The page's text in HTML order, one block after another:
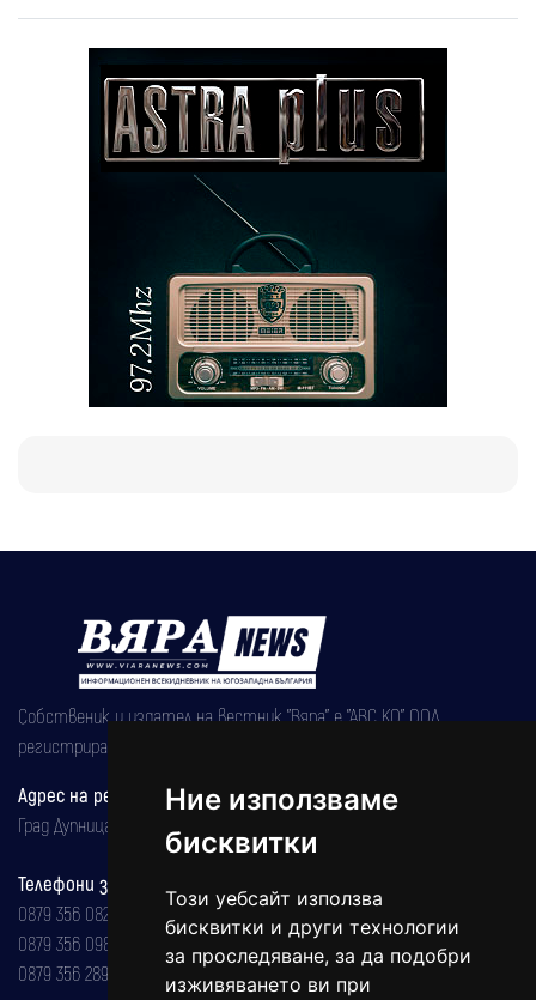
Ние използваме
бисквитки
Този уебсайт използва
бисквитки и други технологии
за проследяване, за да подобри
изживяването ви при
Собственик и издател на вестник "Вяра" е "АВС КО" ООД,
регистрирана на 08.05.2002 година.
Адрес на редакцията
Град Дупница, ул.''Христо Ботев" 43
Телефони за реклама и абонаменти
0879 356 082
0879 356 098
0879 356 289